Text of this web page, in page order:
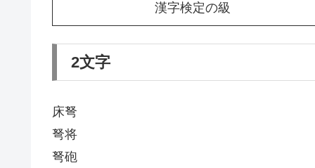
漢字検定の級
2文字
床弩
弩将
弩砲